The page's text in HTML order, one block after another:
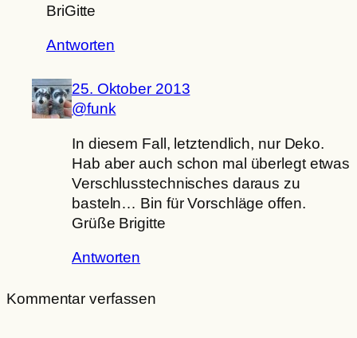
BriGitte
Antworten
25. Oktober 2013
@funk
In diesem Fall, letztendlich, nur Deko.
Hab aber auch schon mal überlegt etwas
Verschlusstechnisches daraus zu
basteln… Bin für Vorschläge offen.
Grüße Brigitte
Antworten
Kommentar verfassen